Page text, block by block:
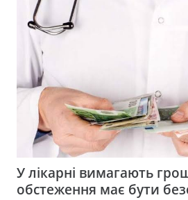
У лікарні вимагають
обстеження має бути